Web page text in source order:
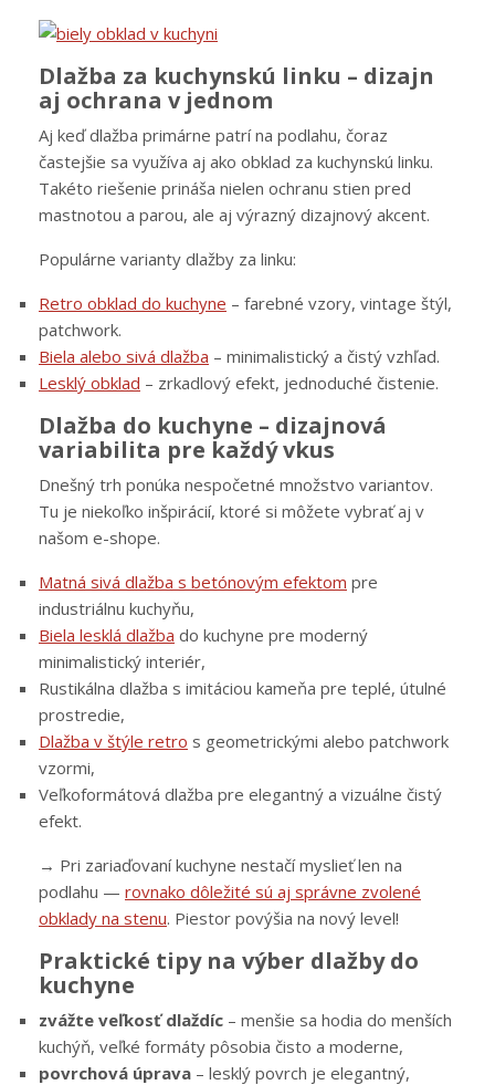
Dlažba za kuchynskú linku – dizajn
aj ochrana v jednom
Aj keď dlažba primárne patrí na podlahu, čoraz
častejšie sa využíva aj ako obklad za kuchynskú linku.
Takéto riešenie prináša nielen ochranu stien pred
mastnotou a parou, ale aj výrazný dizajnový akcent.
Populárne varianty dlažby za linku:
Retro obklad do kuchyne – farebné vzory, vintage štýl,
patchwork.
Biela alebo sivá dlažba – minimalistický a čistý vzhľad.
Lesklý obklad – zrkadlový efekt, jednoduché čistenie.
Dlažba do kuchyne – dizajnová
variabilita pre každý vkus
Dnešný trh ponúka nespočetné množstvo variantov.
Tu je niekoľko inšpirácií, ktoré si môžete vybrať aj v
našom e-shope.
Matná sivá dlažba s betónovým efektom pre
industriálnu kuchyňu,
Biela lesklá dlažba do kuchyne pre moderný
minimalistický interiér,
Rustikálna dlažba s imitáciou kameňa pre teplé, útulné
prostredie,
Dlažba v štýle retro s geometrickými alebo patchwork
vzormi,
Veľkoformátová dlažba pre elegantný a vizuálne čistý
efekt.
→ Pri zariaďovaní kuchyne nestačí myslieť len na
podlahu — rovnako dôležité sú aj správne zvolené
obklady na stenu. Piestor povýšia na nový level!
Praktické tipy na výber dlažby do
kuchyne
zvážte veľkosť dlaždíc – menšie sa hodia do menších
kuchýň, veľké formáty pôsobia čisto a moderne,
povrchová úprava – lesklý povrch je elegantný,